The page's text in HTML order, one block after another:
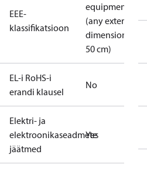
EEE-
klassifikatsioon
equipment
(any external
dimension <
50 cm)
EL-i RoHS-i
erandi klausel
No
Elektri- ja
elektroonikaseadmete
jäätmed
Yes